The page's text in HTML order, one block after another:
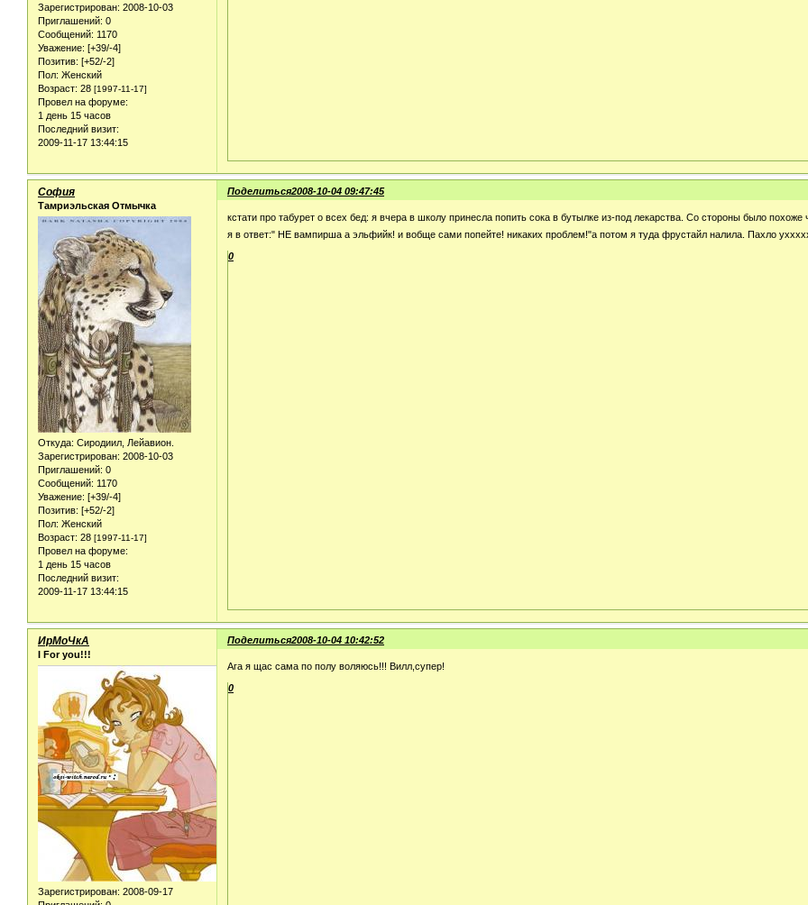
Зарегистрирован: 2008-10-03
Приглашений: 0
Сообщений: 1170
Уважение: [+39/-4]
Позитив: [+52/-2]
Пол: Женский
Возраст: 28 [1997-11-17]
Провел на форуме:
1 день 15 часов
Последний визит:
2009-11-17 13:44:15
Поделиться2008-10-04 09:47:45
София
Тамриэльская Отмычка
Откуда: Сиродиил, Лейавион.
Зарегистрирован: 2008-10-03
Приглашений: 0
Сообщений: 1170
Уважение: [+39/-4]
Позитив: [+52/-2]
Пол: Женский
Возраст: 28 [1997-11-17]
Провел на форуме:
1 день 15 часов
Последний визит:
2009-11-17 13:44:15
кстати про табурет о всех бед: я вчера в школу принесла попить сока в бутылке из-под лекарства. Со стороны было
я в ответ:" НЕ вампирша а эльфийк! и вобще сами попейте! никаких проблем!"а потом я туда фрустайл налила. Пахло
0
Поделиться2008-10-04 10:42:52
ИрМоЧкА
I For you!!!
Зарегистрирован: 2008-09-17
Ага я щас сама по полу воляюсь!!! Вилл,супер!
0